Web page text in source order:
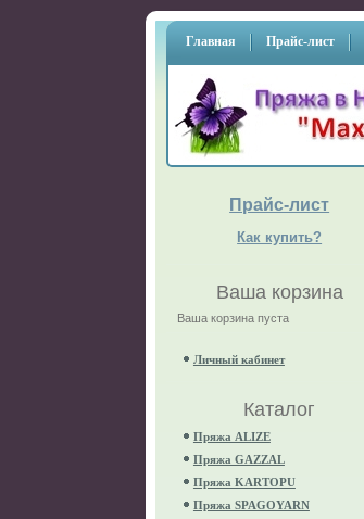
Главная Прайс-лист
Прайс-лист
Как купить?
Ваша корзина
Ваша корзина пуста
Личный кабинет
Каталог
Пряжа ALIZE
Пряжа GAZZAL
Пряжа KARTOPU
Пряжа SPAGOYARN